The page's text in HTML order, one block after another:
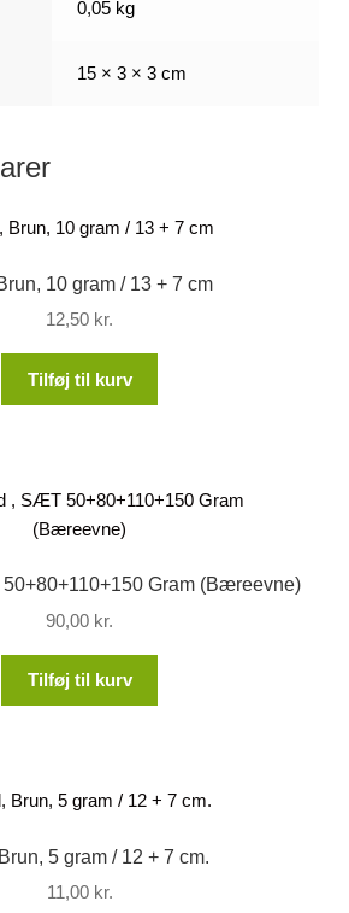
0,05 kg
15 × 3 × 3 cm
10 gram / 13 + 7 cm
12,50 kr.
Tilføj til kurv
Gram (Bæreevne)
90,00 kr.
Tilføj til kurv
5 gram / 12 + 7 cm.
11,00 kr.